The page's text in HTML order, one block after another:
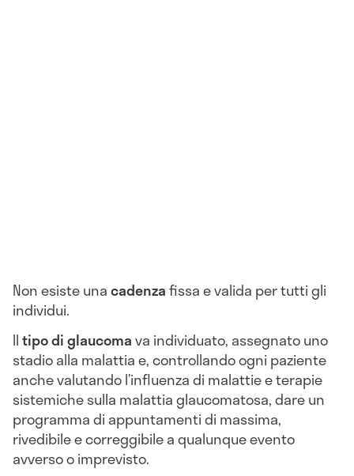
Non esiste unacadenzafissa e valida per tutti gli
individui.
Iltipo di glaucomava individuato, assegnato uno
stadio alla malattia e, controllando ogni paziente
anche valutando l’influenza di malattie e terapie
sistemiche sulla malattia glaucomatosa, dare un
programma di appuntamenti di massima,
rivedibile e correggibile a qualunque evento
avverso o imprevisto.